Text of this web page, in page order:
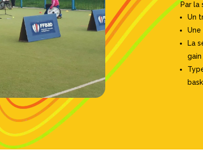
Par la
Un
La